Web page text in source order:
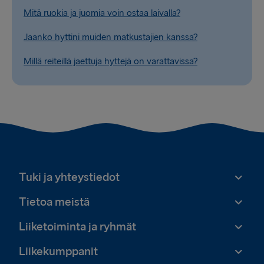
Mitä ruokia ja juomia voin ostaa laivalla?
Jaanko hyttini muiden matkustajien kanssa?
Millä reiteillä jaettuja hyttejä on varattavissa?
Tuki ja yhteystiedot
Tietoa meistä
Liiketoiminta ja ryhmät
Liikekumppanit